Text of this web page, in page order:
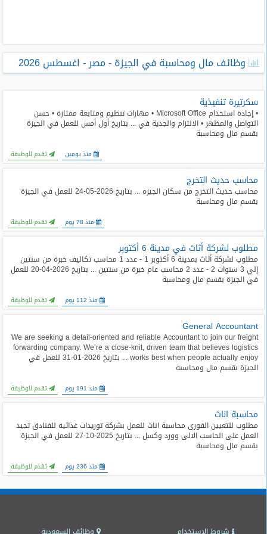
تصفح
الوظائف
وظائف
اليوم
وظائف
وظائف
مصر
اليوم
وظائف
حكومية
المدونة
وظائف مال ومحاسبة في الجيزة - مصر - اغسطس 2026
سكرتيرة تنفيذية
• إجادة استخدام Microsoft Office • مهارات تنظيم ومتابعة ممتازة • حسن
التواصل والمظهر • الالتزام والجدية في ... بتاريخ أول أمس للعمل في الجيزة
بقسم مال ومحاسبة
منذ يومين تقدم للوظيفة
محاسب حديث التخرج
محاسب حديث التخرج من سكان الجيزه ... بتاريخ 2026-05-24 للعمل في الجيزة
بقسم مال ومحاسبة
منذ 78 يوم تقدم للوظيفة
مطلوب لشركة أثاث في مدينة 6 أكتوبر
مطلوب لشركة أثاث بمدينة 6 أكتوبر 1 - عدد 1 محاسب تكاليف خبرة من سنتين
إلي 3 سنوات 2 - عدد 2 محاسب عام خبرة من سنتين ... بتاريخ 2026-04-20 للعمل
في الجيزة بقسم مال ومحاسبة
منذ 112 يوم تقدم للوظيفة
General Accountant
We are seeking a detail-oriented and reliable Accountant to join our freight
forwarding company. We’re a close-knit, driven team that believes logistics
works best when people actually enjoy ... بتاريخ 2026-01-31 للعمل في
الجيزة بقسم مال ومحاسبة
منذ 191 يوم تقدم للوظيفة
محاسبة اناث
مطلوب للتعيين الفورى محاسبة اناث للعمل بشركة توريدات غذائيه للفنادق تجيد
العمل على الحاسب الالى وورد وكسل ... بتاريخ 2025-10-27 للعمل في الجيزة
بقسم مال ومحاسبة
منذ 236 يوم تقدم للوظيفة